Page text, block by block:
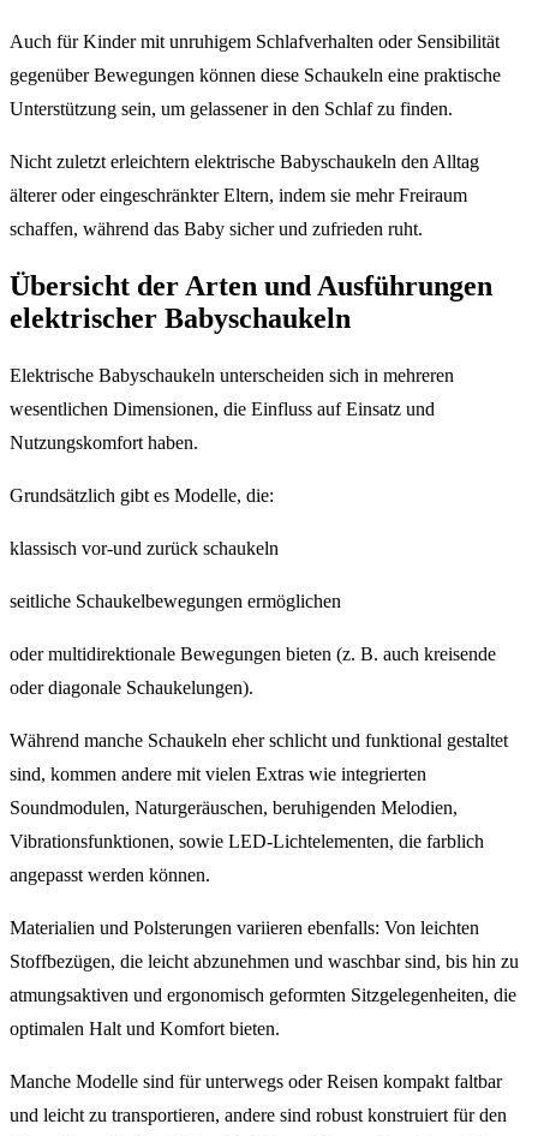
Auch für Kinder mit unruhigem Schlafverhalten oder Sensibilität
gegenüber Bewegungen können diese Schaukeln eine praktische
Unterstützung sein, um gelassener in den Schlaf zu finden.
Nicht zuletzt erleichtern elektrische Babyschaukeln den Alltag
älterer oder eingeschränkter Eltern, indem sie mehr Freiraum
schaffen, während das Baby sicher und zufrieden ruht.
Übersicht der Arten und Ausführungen
elektrischer Babyschaukeln
Elektrische Babyschaukeln unterscheiden sich in mehreren
wesentlichen Dimensionen, die Einfluss auf Einsatz und
Nutzungskomfort haben.
Grundsätzlich gibt es Modelle, die:
klassisch vor-und zurück schaukeln
seitliche Schaukelbewegungen ermöglichen
oder multidirektionale Bewegungen bieten (z. B. auch kreisende
oder diagonale Schaukelungen).
Während manche Schaukeln eher schlicht und funktional gestaltet
sind, kommen andere mit vielen Extras wie integrierten
Soundmodulen, Naturgeräuschen, beruhigenden Melodien,
Vibrationsfunktionen, sowie LED-Lichtelementen, die farblich
angepasst werden können.
Materialien und Polsterungen variieren ebenfalls: Von leichten
Stoffbezügen, die leicht abzunehmen und waschbar sind, bis hin zu
atmungsaktiven und ergonomisch geformten Sitzgelegenheiten, die
optimalen Halt und Komfort bieten.
Manche Modelle sind für unterwegs oder Reisen kompakt faltbar
und leicht zu transportieren, andere sind robust konstruiert für den